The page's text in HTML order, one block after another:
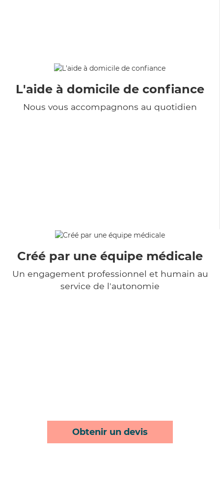
L'aide à domicile de confiance
Nous vous accompagnons au quotidien
Créé par une équipe médicale
Un engagement professionnel et humain au
service de l'autonomie
Obtenir un devis